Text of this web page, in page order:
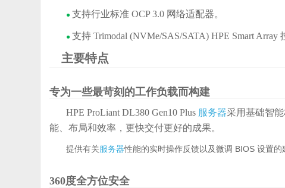
● 支持行业标准 OCP 3.0 网络适配器。
● 支持 Trimodal (NVMe/SAS/SATA) HPE Smart Array
主要特点
专为一些最苛刻的工作负载而构建
HPE ProLiant DL380 Gen10 Plus 服务器采用基础智
能、布局和效率，更快交付更好的成果。
提供有关服务器性能的实时操作反馈以及微调 BIOS 设置
360度全方位安全